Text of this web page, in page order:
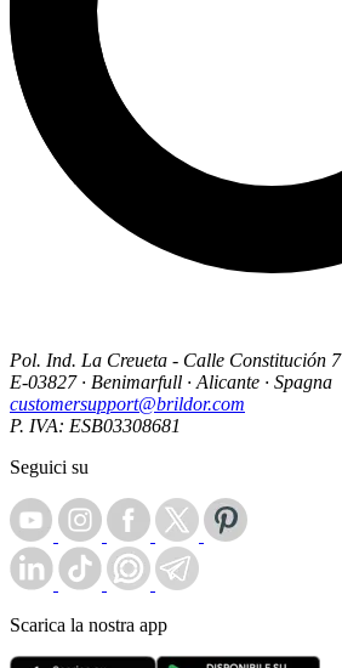
Pol. Ind. La Creueta - Calle Constitución 7
E-03827 · Benimarfull · Alicante · Spagna
customersupport@brildor.com
P. IVA: ESB03308681
Seguici su
Scarica la nostra app